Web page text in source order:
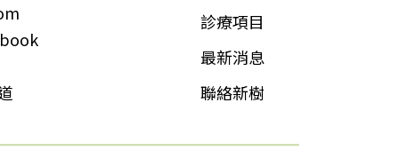
診療項目
最新消息
聯絡新樹